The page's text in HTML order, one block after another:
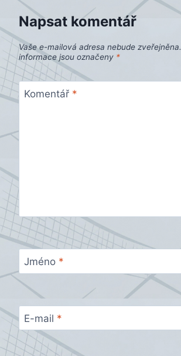
Napsat komentář
Vaše e-mailová adresa nebude zveřejněna.
informace jsou označeny *
Komentář *
Jméno *
E-mail *